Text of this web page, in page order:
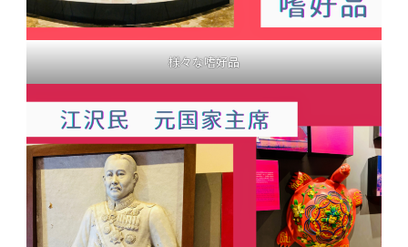
様々な嗜好品